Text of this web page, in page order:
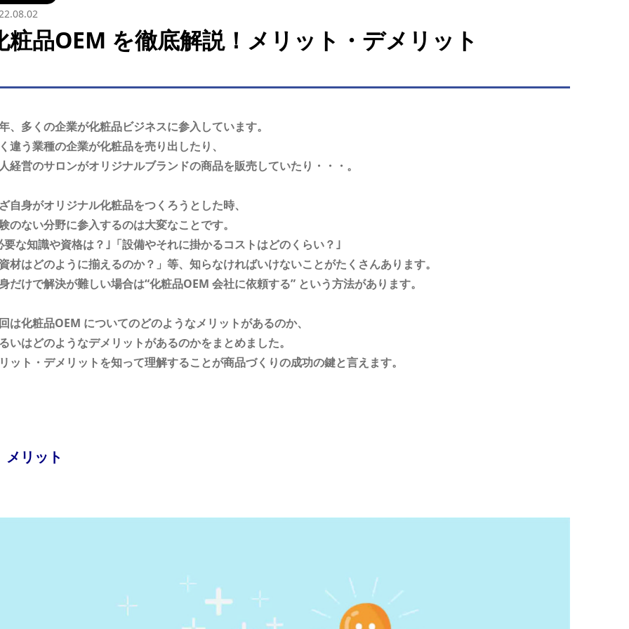
粧品OEM を徹底解説！メリット・デメリット
、多くの企業が化粧品ビジネスに参入しています。
違う業種の企業が化粧品を売り出したり、
経営のサロンがオリジナルブランドの商品を販売していたり・・・。
自身がオリジナル化粧品をつくろうとした時、
のない分野に参入するのは大変なことです。
要な知識や資格は？｣「設備やそれに掛かるコストはどのくらい？｣
資材はどのように揃えるのか？」等、知らなければいけないことがたくさんあります。
だけで解決が難しい場合は“化粧品OEM 会社に依頼する” という方法があります。
は化粧品OEM についてのどのようなメリットがあるのか、
いはどのようなデメリットがあるのかをまとめました。
ット・デメリットを知って理解することが商品づくりの成功の鍵と言えます。
メリット